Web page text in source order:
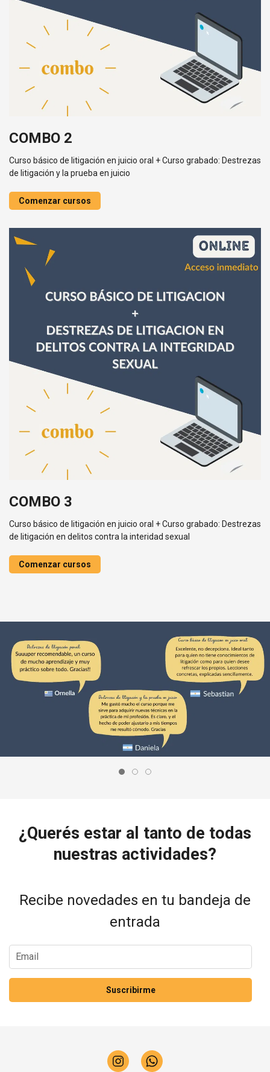
COMBO 2
Curso básico de litigación en juicio oral + Curso grabado: Destrezas
de litigación y la prueba en juicio
Comenzar cursos
COMBO 3
Curso básico de litigación en juicio oral + Curso grabado: Destrezas
de litigación en delitos contra la interidad sexual
Comenzar cursos
¿Querés estar al tanto de todas
nuestras actividades?
Recibe novedades en tu bandeja de
entrada
Suscribirme